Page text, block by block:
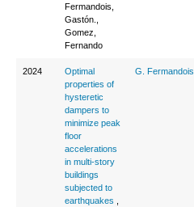
Fermandois,
Gastón.,
Gomez,
Fernando
2024
Optimal
properties of
hysteretic
dampers to
minimize peak
floor
accelerations
in multi-story
buildings
subjected to
earthquakes
G. Fermandois